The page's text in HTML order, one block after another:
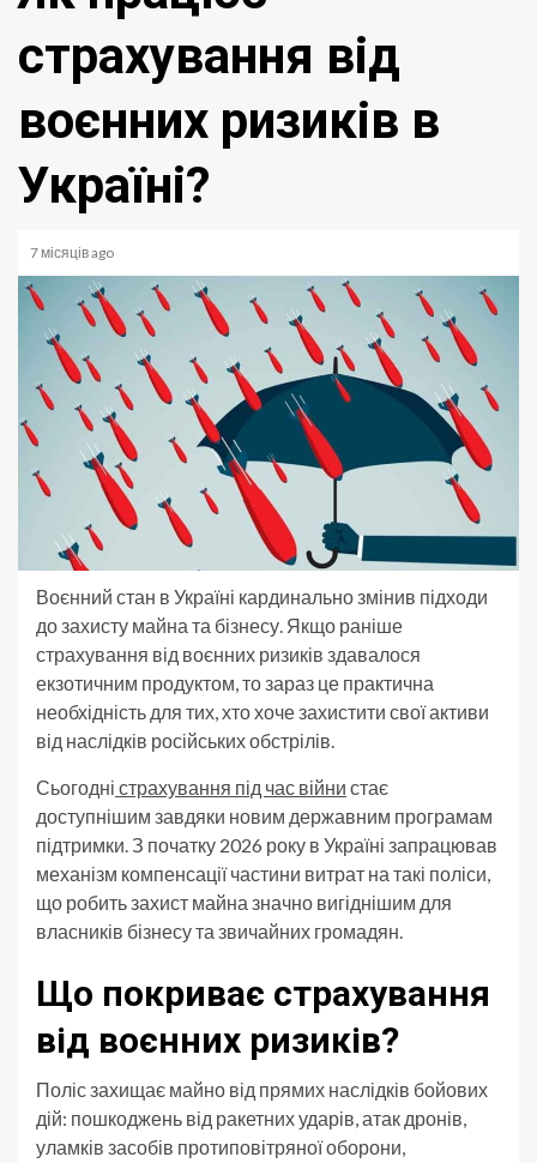
страхування від
воєнних ризиків в
Україні?
7 місяців ago
Воєнний стан в Україні кардинально змінив підходи
до захисту майна та бізнесу. Якщо раніше
страхування від воєнних ризиків здавалося
екзотичним продуктом, то зараз це практична
необхідність для тих, хто хоче захистити свої активи
від наслідків російських обстрілів.
Сьогодні страхування під час війни стає
доступнішим завдяки новим державним програмам
підтримки. З початку 2026 року в Україні запрацював
механізм компенсації частини витрат на такі поліси,
що робить захист майна значно вигіднішим для
власників бізнесу та звичайних громадян.
Що покриває страхування
від воєнних ризиків?
Поліс захищає майно від прямих наслідків бойових
дій: пошкоджень від ракетних ударів, атак дронів,
уламків засобів протиповітряної оборони,